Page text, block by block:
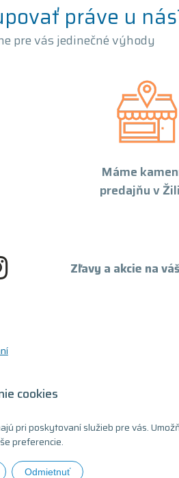
cookies
pri poskytovaní služieb pre vás.
preferencie.
Odmietnuť
práve u
pre vás jedinečné výhody
Máme
predajňu v
Zľavy a akcie na